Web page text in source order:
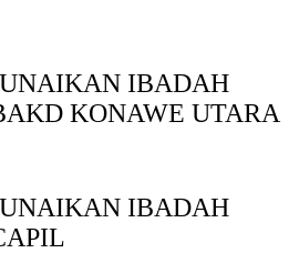
IBADAH
KONAWE UTARA
IBADAH